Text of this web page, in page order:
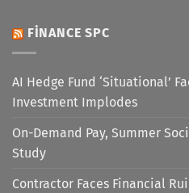
FINANCE SPC
AI Hedge Fund ‘Situational’
Investment Implodes
On-Demand Pay, Summer
Study
Contractor Faces Financial